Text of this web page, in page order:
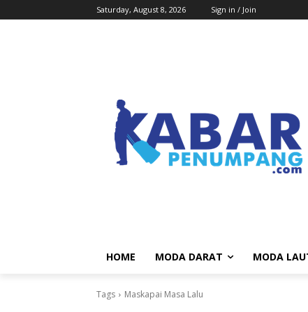
Saturday, August 8, 2026 Sign in / Join
HOME MODA DARAT MODA
Tags Maskapai Masa Lalu